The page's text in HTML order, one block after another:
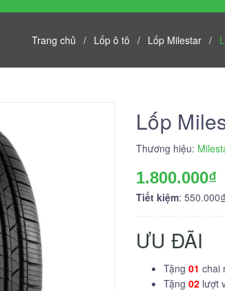
Trang chủ / Lốp ô tô / Lốp Milestar /
Lốp
Thương hiệu:
1.800.000₫
Tiết kiệm: 550.000₫
ƯU ĐÃI
Tặng 01 chai
Tặng 02 lượt